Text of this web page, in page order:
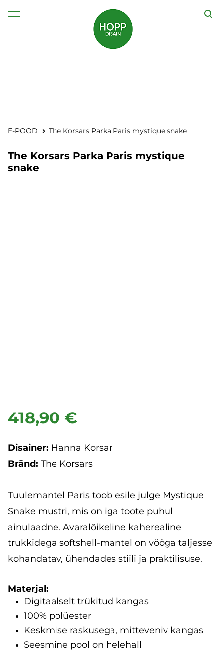
lisati ostukorvi. Vaata ostukorvi
E-POOD The Korsars Parka Paris mystique snake
The Korsars Parka Paris mystique
snake
418,90 €
Disainer: Hanna Korsar
Bränd: The Korsars
Tuulemantel Paris toob esile julge Mystique
Snake mustri, mis on iga toote puhul
ainulaadne. Avaralõikeline kaherealine
trukkidega softshell-mantel on vööga taljesse
kohandatav, ühendades stiili ja praktilisuse.
Materjal:
Digitaalselt trükitud kangas
100% polüester
Keskmise raskusega, mitteveniv kangas
Seesmine pool on helehall